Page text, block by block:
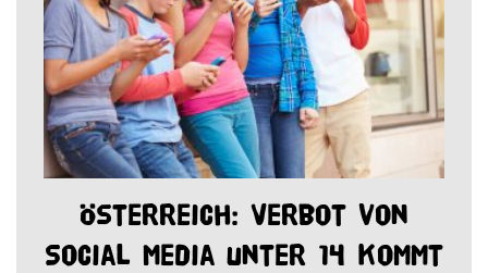
Österreich: Verbot von
Social Media unter 14 kommt